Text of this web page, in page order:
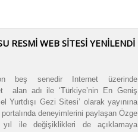
RESMİ WEB SİTESİ YENİLENDİ
beş senedir Internet üzerinde
alan adı ile ‘Türkiye’nin En Geniş
Yurtdışı Gezi Sitesi’ olarak yayınına
deneyimlerini paylaşan Özge
ile değişiklikleri de açıklamaya